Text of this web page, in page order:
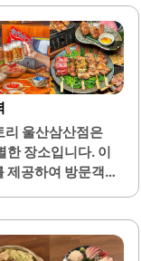
, 오징어튀김, 명란
다. 신선한 사시
함께 즐기기 좋은
춘 장소로, 커플이
장실이 내부에 위
이 방문하며, 특
. 가격대는 다소
공합니다.친절한
경험을 보장합니
리 울산삼산점은
한 장소입니다. 이
제공하여 방문객
여러 차례에 걸
습니다. 이자카야